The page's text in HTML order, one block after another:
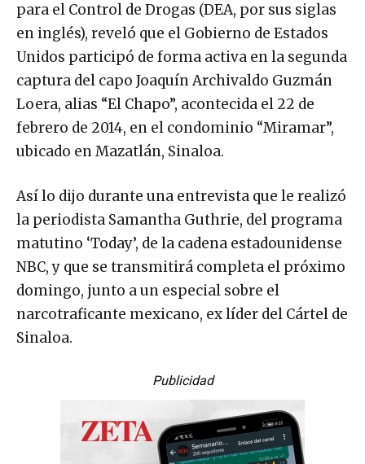
para el Control de Drogas (DEA, por sus siglas
en inglés), reveló que el Gobierno de Estados
Unidos participó de forma activa en la segunda
captura del capo Joaquín Archivaldo Guzmán
Loera, alias “El Chapo”, acontecida el 22 de
febrero de 2014, en el condominio “Miramar”,
ubicado en Mazatlán, Sinaloa.
Así lo dijo durante una entrevista que le realizó
la periodista Samantha Guthrie, del programa
matutino ‘Today’, de la cadena estadounidense
NBC, y que se transmitirá completa el próximo
domingo, junto a un especial sobre el
narcotraficante mexicano, ex líder del Cártel de
Sinaloa.
Publicidad